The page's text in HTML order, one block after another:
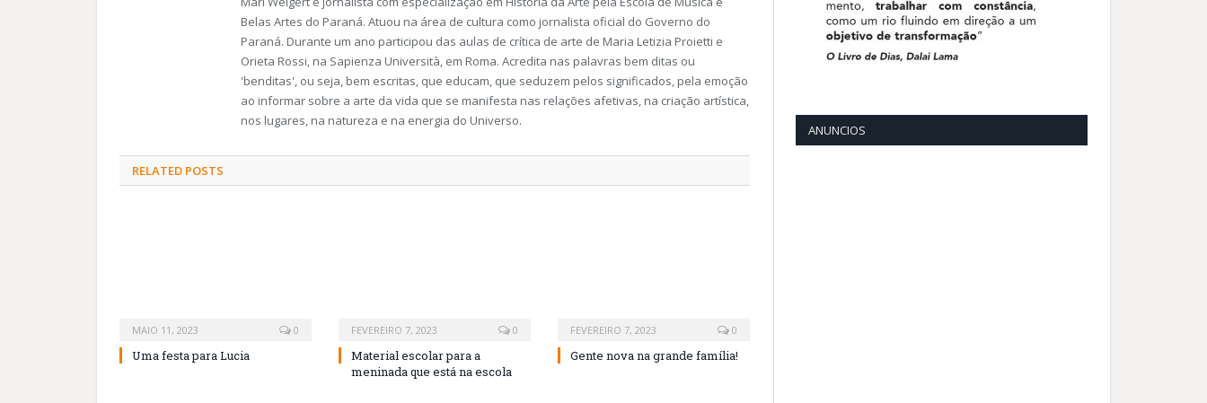
Belas Artes do Paraná. Atuou na área de cultura como jornalista oficial do Governo do
Paraná. Durante um ano participou das aulas de crítica de arte de Maria Letizia Proietti e
Orieta Rossi, na Sapienza Università, em Roma. Acredita nas palavras bem ditas ou
'benditas', ou seja, bem escritas, que educam, que seduzem pelos significados, pela emoção
ao informar sobre a arte da vida que se manifesta nas relações afetivas, na criação artística,
nos lugares, na natureza e na energia do Universo.
RELATED POSTS
MAIO 11, 2023 0
Uma festa para Lucia
FEVEREIRO 7, 2023 0
Material escolar para a
meninada que está na escola
FEVEREIRO 7, 2023 0
Gente nova na grande família!
ANUNCIOS